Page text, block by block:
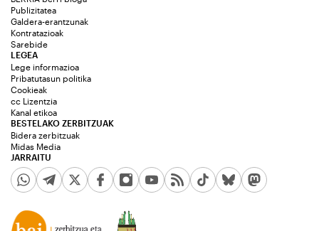
Publizitatea
Galdera-erantzunak
Kontratazioak
Sarebide
JARRAITU
LEGEA
Lege informazioa
Pribatutasun politika
Cookieak
cc Lizentzia
Kanal etikoa
BESTELAKO ZERBITZUAK
Bidera zerbitzuak
Midas Media